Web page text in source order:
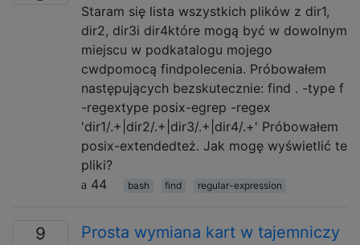
Staram się lista wszystkich plików z dir1,
dir2, dir3i dir4które mogą być w dowolnym
miejscu w podkatalogu mojego
cwdpomocą findpolecenia. Próbowałem
następujących bezskutecznie: find . -type f
-regextype posix-egrep -regex
'dir1/.+|dir2/.+|dir3/.+|dir4/.+' Próbowałem
posix-extendedteż. Jak mogę wyświetlić te
pliki?
44
bash find regular-expression
9
Prosta wymiana kart w tajemniczy